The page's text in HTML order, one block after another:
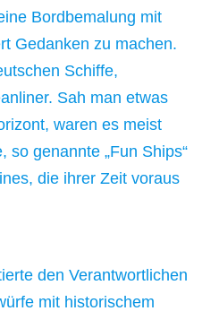
Bordbemalung mit
Gedanken zu machen.
Schiffe,
Sah man etwas
waren es meist
so genannte „Fun Ships“
die ihrer Zeit voraus
den Verantwortlichen
mit historischem